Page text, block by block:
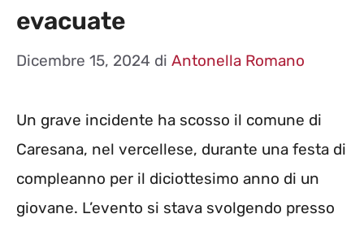
evacuate
Dicembre 15, 2024 di Antonella Romano
Un grave incidente ha scosso il comune di
Caresana, nel vercellese, durante una festa di
compleanno per il diciottesimo anno di un
giovane. L’evento si stava svolgendo presso